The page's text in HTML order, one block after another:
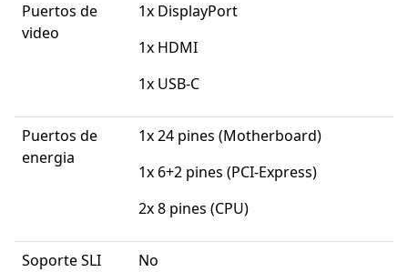
Puertos de
video
1x DisplayPort
1x HDMI
1x USB-C
Puertos de
energia
1x 24 pines (Motherboard)
1x 6+2 pines (PCI-Express)
2x 8 pines (CPU)
Soporte SLI
No